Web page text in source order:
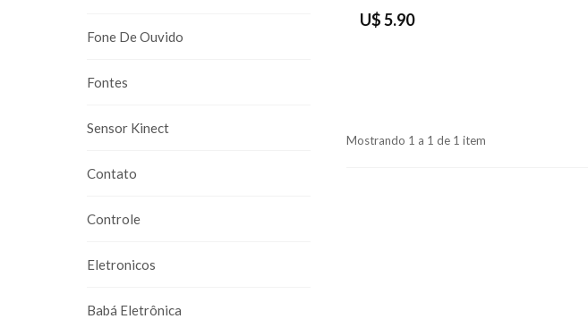
Fone De Ouvido
Fontes
Sensor Kinect
Contato
Controle
Eletronicos
Babá Eletrônica
U$ 5.90
Mostrando 1 a 1 de 1 item